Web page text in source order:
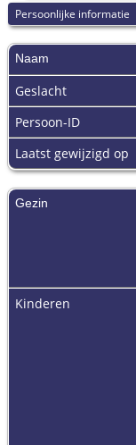
Persoonlijke informatie
Naam
Geslacht
Persoon-ID
Laatst gewijzigd op
Gezin
Kinderen